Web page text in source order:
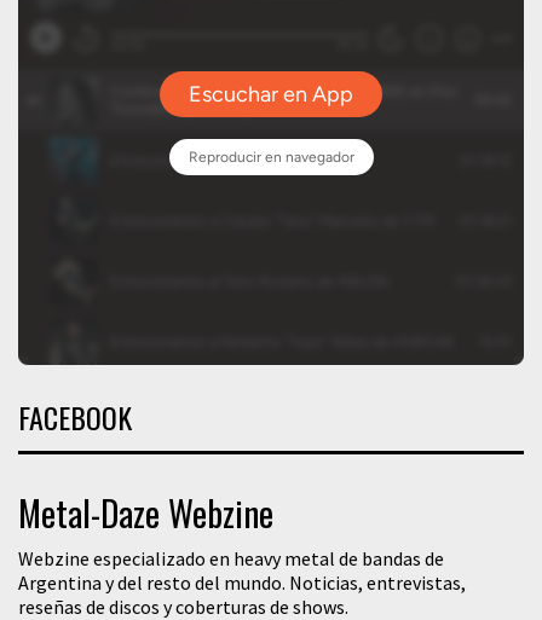
FACEBOOK
Metal-Daze Webzine
Webzine especializado en heavy metal de bandas de
Argentina y del resto del mundo. Noticias, entrevistas,
reseñas de discos y coberturas de shows.